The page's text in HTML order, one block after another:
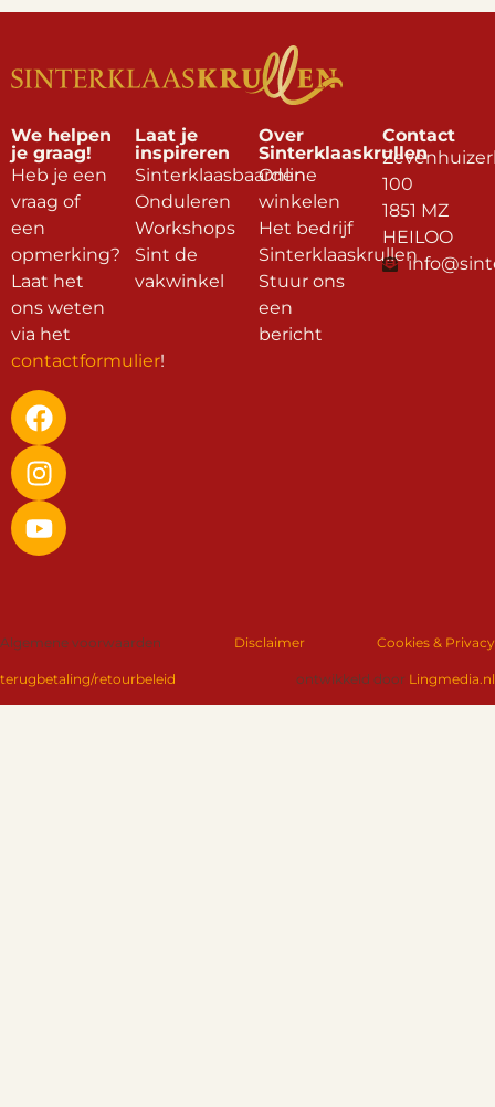
We helpen
je graag!
Heb je een
vraag of
een
opmerking?
Laat het
ons weten
via het
contactformulier!
Laat je
inspireren
Sinterklaasbaarden
Onduleren
Workshops
Sint de
vakwinkel
Over
Sinterklaaskrullen
Online
winkelen
Het bedrijf
Sinterklaaskrullen
Stuur ons
een
bericht
Contact
100
1851 MZ
HEILOO
Algemene voorwaarden Disclaimer Cookies & Privacy
terugbetaling/retourbeleid ontwikkeld door Lingmedia.nl